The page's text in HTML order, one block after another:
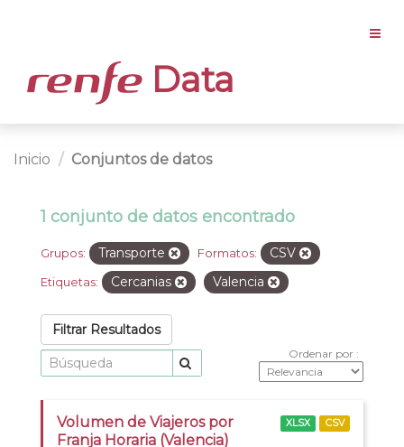
Data
Inicio Conjuntos de datos
1 conjunto de datos encontrado
Grupos: Transporte Formatos: CSV
Etiquetas: Cercanias Valencia
Filtrar Resultados
Ordenar por
Volumen de Viajeros por
Franja Horaria (Valencia)
XLSX CSV